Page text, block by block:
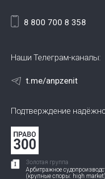
8 800 700 8 358
Наши Телеграм-каналы:
t.me/anpzenit
Подтверждение
Золотая группа
Арбитражное
(крупные споры: high market)